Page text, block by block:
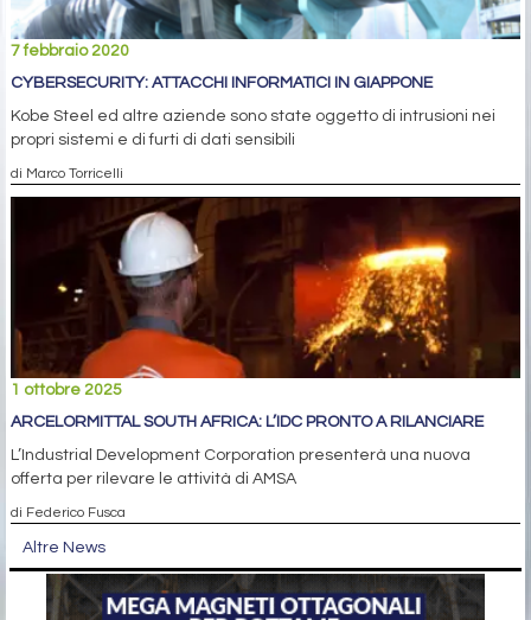
7 febbraio 2020
CYBERSECURITY: ATTACCHI INFORMATICI IN GIAPPONE
Kobe Steel ed altre aziende sono state oggetto di intrusioni nei
propri sistemi e di furti di dati sensibili
di Marco Torricelli
1 ottobre 2025
ARCELORMITTAL SOUTH AFRICA: L’IDC PRONTO A RILANCIARE
L’Industrial Development Corporation presenterà una nuova
offerta per rilevare le attività di AMSA
di Federico Fusca
Altre News